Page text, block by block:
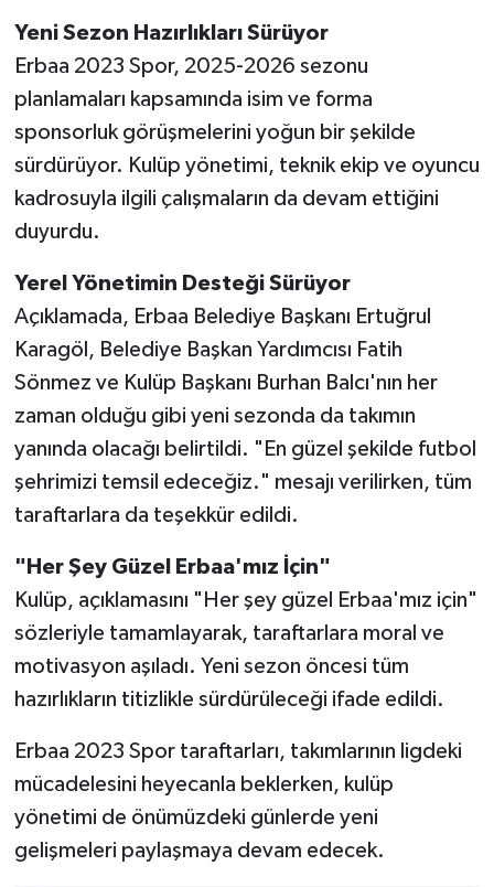
Yeni Sezon Hazırlıkları Sürüyor
Erbaa 2023 Spor, 2025-2026 sezonu
planlamaları kapsamında isim ve forma
sponsorluk görüşmelerini yoğun bir şekilde
sürdürüyor. Kulüp yönetimi, teknik ekip ve oyuncu
kadrosuyla ilgili çalışmaların da devam ettiğini
duyurdu.
Yerel Yönetimin Desteği Sürüyor
Açıklamada, Erbaa Belediye Başkanı Ertuğrul
Karagöl, Belediye Başkan Yardımcısı Fatih
Sönmez ve Kulüp Başkanı Burhan Balcı'nın her
zaman olduğu gibi yeni sezonda da takımın
yanında olacağı belirtildi. "En güzel şekilde futbol
şehrimizi temsil edeceğiz." mesajı verilirken, tüm
taraftarlara da teşekkür edildi.
"Her Şey Güzel Erbaa'mız İçin"
Kulüp, açıklamasını "Her şey güzel Erbaa'mız için"
sözleriyle tamamlayarak, taraftarlara moral ve
motivasyon aşıladı. Yeni sezon öncesi tüm
hazırlıkların titizlikle sürdürüleceği ifade edildi.
Erbaa 2023 Spor taraftarları, takımlarının ligdeki
mücadelesini heyecanla beklerken, kulüp
yönetimi de önümüzdeki günlerde yeni
gelişmeleri paylaşmaya devam edecek.